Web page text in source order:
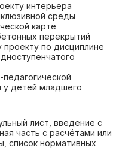
интерьера
среды
карте
перекрытий
проекту по дисциплине
у детей младшего
лист, введение с
часть с расчётами или
список нормативных